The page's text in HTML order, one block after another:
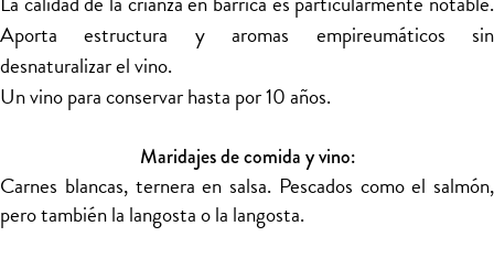
Aporta estructura y aromas empireumáticos sin
desnaturalizar el vino.
Un vino para conservar hasta por 10 años.
Maridajes de comida y vino:
Carnes blancas, ternera en salsa. Pescados como el salmón,
pero también la langosta o la langosta.